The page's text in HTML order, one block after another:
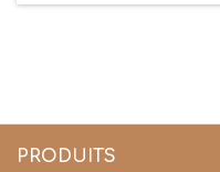
PRODUITS